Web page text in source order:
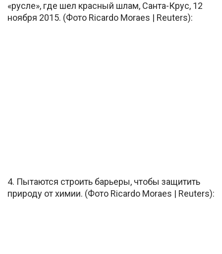
«русле», где шел красный шлам, Санта-Крус, 12
ноября 2015. (Фото Ricardo Moraes | Reuters):
4. Пытаются строить барьеры, чтобы защитить
природу от химии. (Фото Ricardo Moraes | Reuters):